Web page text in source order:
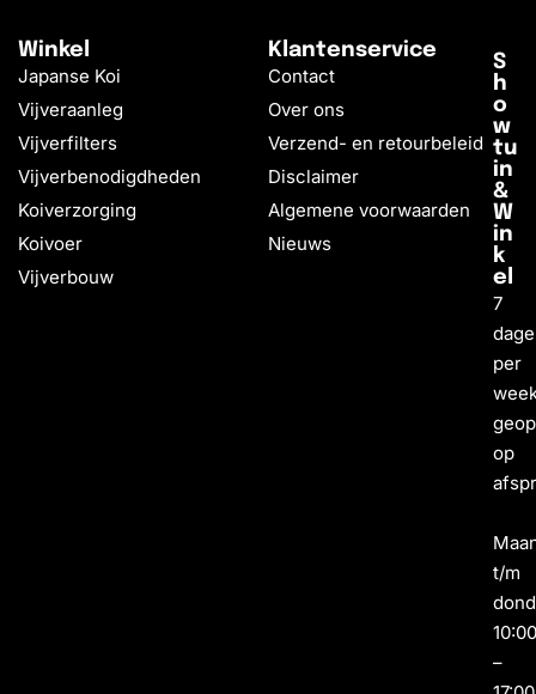
Winkel
Japanse Koi
Vijveraanleg
Vijverfilters
Vijverbenodigdheden
Koiverzorging
Koivoer
Vijverbouw
Klantenservice
Contact
Over ons
Verzend- en retourbeleid
Disclaimer
Algemene voorwaarden
Nieuws
S
h
o
w
tu
in
&
W
in
k
el
7
per
op
t/m
–